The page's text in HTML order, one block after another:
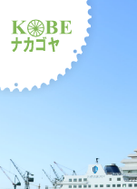
ルショッ